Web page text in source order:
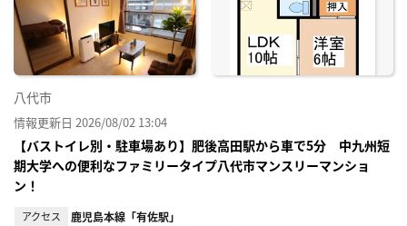
八代市
情報更新日 2026/08/02 13:04
【バストイレ別・駐車場あり】肥後高田駅から車で5分 中九州短
期大学への便利なファミリータイプ八代市マンスリーマンショ
ン！
アクセス 鹿児島本線「有佐駅」